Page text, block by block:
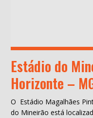
Estádio do
Horizonte –
O Estádio Magalhães
do Mineirão está